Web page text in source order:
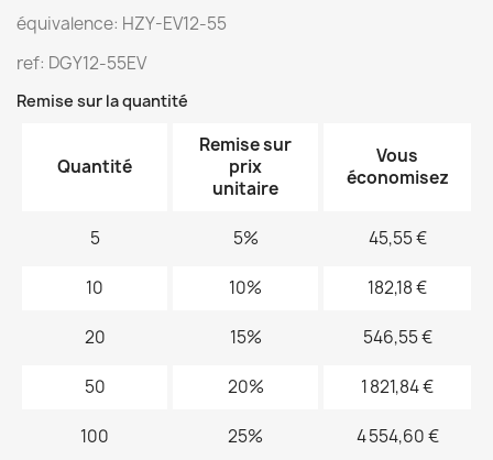
équivalence: HZY-EV12-55
ref: DGY12-55EV
Remise sur la quantité
Quantité
Remise sur
prix
unitaire
Vous
économisez
5 5% 45,55 €
10 10% 182,18 €
20 15% 546,55 €
50 20% 1 821,84 €
100 25% 4 554,60 €